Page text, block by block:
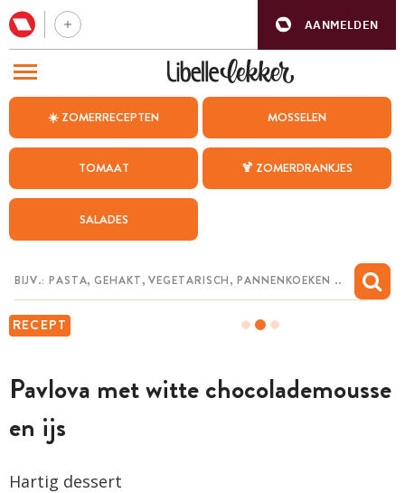
AANMELDEN
☀️ ZOMERRECEPTEN MOSSELEN
TOMAAT 🍹 ZOMERDRANKJES
SALADES
RECEPT
Pavlova met witte chocolademousse
en ijs
Hartig dessert
BEZOEK ONZE ANDERE WEBSITES
WEEKMENU
CHAT MET MAIA
MIJN BEWAARDE RECEPTEN